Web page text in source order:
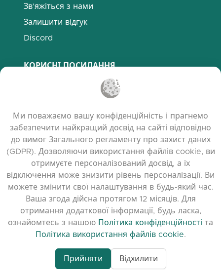
Зв’яжіться з нами
Залишити відгук
Discord
КОРИСНІ ПОСИЛАННЯ
Поширені запитання
Політика використання файлів cookie
Умови користування
Примітки до випуску
www.quora.com/
Agent-7/Maximizing-
© 2026 clasora.com platform | Всі права
захищені | Developed byC9 Group
Ми поважаємо вашу конфіденційність і прагнемо
забезпечити найкращий досвід на сайті відповідно
до вимог Загального регламенту про захист даних
(GDPR). Дозволяючи використання файлів cookie, ви
отримуєте персоналізований досвід, а їх
відключення може знизити рівень персоналізації. Ви
можете змінити свої налаштування в будь-який час.
Ваша згода дійсна протягом 12 місяців. Для
отримання додаткової інформації, будь ласка,
ознайомтесь з нашою Політика конфіденційності та
Політика використання файлів cookie.
Прийняти Відхилити